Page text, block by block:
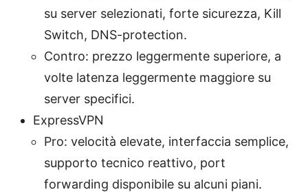
su server selezionati, forte sicurezza, Kill
Switch, DNS-protection.
Contro: prezzo leggermente superiore, a
volte latenza leggermente maggiore su
server specifici.
ExpressVPN
Pro: velocità elevate, interfaccia semplice,
supporto tecnico reattivo, port
forwarding disponibile su alcuni piani.